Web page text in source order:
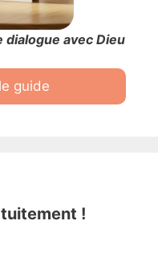
avec Dieu
guide
!